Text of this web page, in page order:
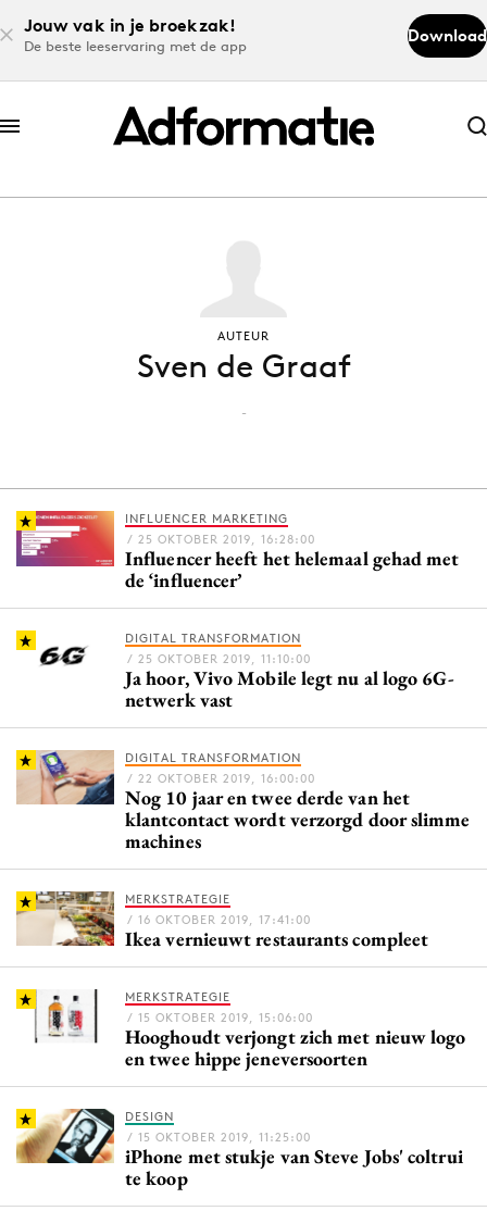
Jouw vak in je broekzak!
De beste leeservaring met de app
Download
Abonneer nu
Abonneer nu
Download de app
Volg het laatste nieuws via de Adformatie
Menu
9 sept: GenAI-training
12 nov: MarketingLive!
Events
Opleidingen
Topics
Artificial Intelligence
Bureaus
Campagnes
Contentmarketing
Craft
Customer Experience
AUTEUR
Sven de Graaf
-
INFLUENCER MARKETING
/ 25 OKTOBER 2019, 16:28:00
Influencer heeft het helemaal gehad met
de ‘influencer’
DIGITAL TRANSFORMATION
/ 25 OKTOBER 2019, 11:10:00
Ja hoor, Vivo Mobile legt nu al logo 6G-
netwerk vast
DIGITAL TRANSFORMATION
/ 22 OKTOBER 2019, 16:00:00
Nog 10 jaar en twee derde van het
klantcontact wordt verzorgd door slimme
machines
MERKSTRATEGIE
/ 16 OKTOBER 2019, 17:41:00
Ikea vernieuwt restaurants compleet
MERKSTRATEGIE
/ 15 OKTOBER 2019, 15:06:00
Hooghoudt verjongt zich met nieuw logo
en twee hippe jeneversoorten
DESIGN
/ 15 OKTOBER 2019, 11:25:00
iPhone met stukje van Steve Jobs' coltrui
te koop